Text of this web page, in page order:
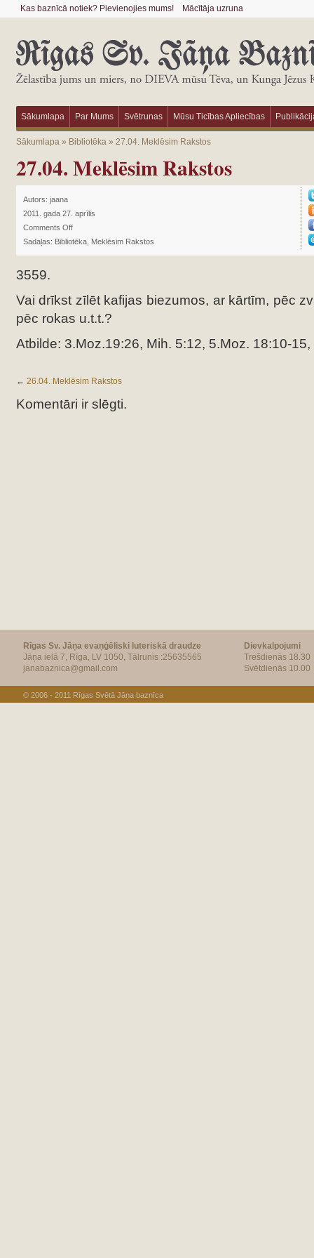
Kas baznīcā notiek? Pievienojies mums! Mācītāja uzruna
Sākumlapa Par Mums Svētrunas Mūsu Ticības Apliecības
Sākumlapa» Bibliotēka» 27.04. Meklēsim Rakstos
27.04. Meklēsim Rakstos
Autors: jaana
2011. gada 27. aprīlis
Comments Off
Sadaļas: Bibliotēka, Meklēsim Rakstos
3559.
Vai drīkst zīlēt kafijas biezumos, ar kārtīm, pēc
pēc rokas u.t.t.?
Atbilde: 3.Moz.19:26, Mih. 5:12, 5.Moz. 18:10-15,
← 26.04. Meklēsim Rakstos
Komentāri ir slēgti.
Rīgas Sv. Jāņa evaņģēliski luteriskā draudze
Jāņa ielā 7, Rīga, LV 1050, Tālrunis :25635565
janabaznica@gmail.com
Dievkalpojumi
Trešdienās 18.30
Svētdienās 10.00
© 2006 - 2011 Rīgas Svētā Jāņa baznīca